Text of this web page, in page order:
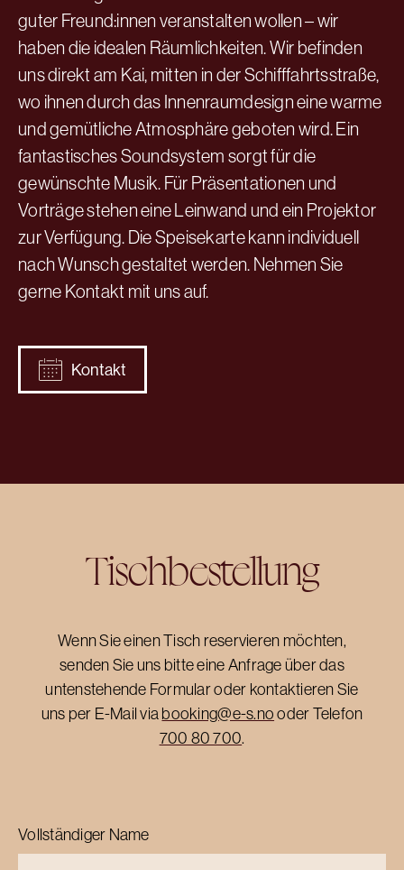
guter Freund:innen veranstalten wollen – wir
haben die idealen Räumlichkeiten. Wir befinden
uns direkt am Kai, mitten in der Schifffahrtsstraße,
wo ihnen durch das Innenraumdesign eine warme
und gemütliche Atmosphäre geboten wird. Ein
fantastisches Soundsystem sorgt für die
gewünschte Musik. Für Präsentationen und
Vorträge stehen eine Leinwand und ein Projektor
zur Verfügung. Die Speisekarte kann individuell
nach Wunsch gestaltet werden. Nehmen Sie
gerne Kontakt mit uns auf.
Kontakt
Tischbestellung
Wenn Sie einen Tisch reservieren möchten,
senden Sie uns bitte eine Anfrage über das
untenstehende Formular oder kontaktieren Sie
uns per E-Mail viabooking@e-s.nooder Telefon
700 80 700.
Vollständiger Name